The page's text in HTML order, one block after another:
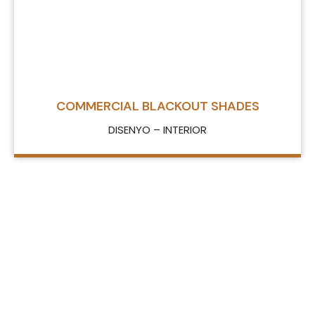
COMMERCIAL BLACKOUT SHADES
DISENYO – INTERIOR